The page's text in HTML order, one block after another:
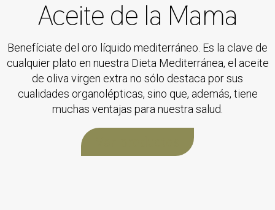
Aceite de la Mama
Benefíciate del oro líquido mediterráneo. Es la clave de
cualquier plato en nuestra Dieta Mediterránea, el aceite
de oliva virgen extra no sólo destaca por sus
cualidades organolépticas, sino que, además, tiene
muchas ventajas para nuestra salud.